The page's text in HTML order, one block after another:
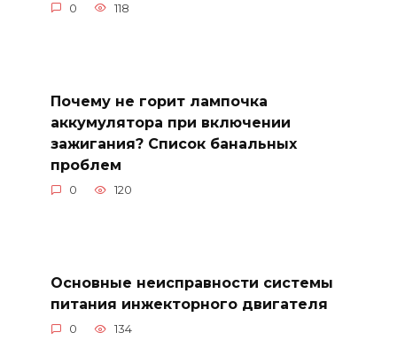
0 118
Почему не горит лампочка
аккумулятора при включении
зажигания? Список банальных
проблем
0 120
Основные неисправности системы
питания инжекторного двигателя
0 134